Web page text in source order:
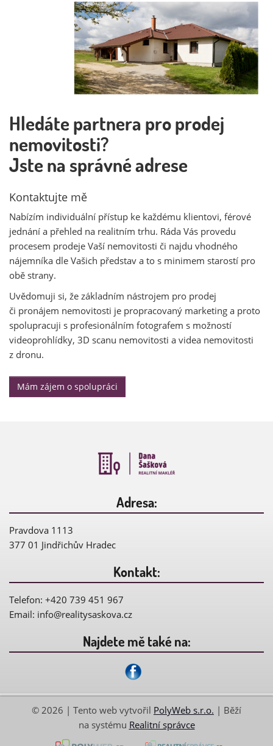
Hledáte partnera pro prodej
nemovitosti?
Jste na správné adrese
Kontaktujte mě
Nabízím individuální přístup ke každému klientovi, férové
jednání a přehled na realitním trhu. Ráda Vás provedu
procesem prodeje Vaší nemovitosti či najdu vhodného
nájemníka dle Vašich představ a to s minimem starostí pro
obě strany.
Uvědomuji si, že základním nástrojem pro prodej
či pronájem nemovitosti je propracovaný marketing a proto
spolupracuji s profesionálním fotografem s možností
videoprohlídky, 3D scanu nemovitosti a videa nemovitosti
z dronu.
Mám zájem o spolupráci
Adresa:
Pravdova 1113
377 01 Jindřichův Hradec
Kontakt:
Telefon: +420 739 451 967
Email: info@realitysaskova.cz
Najdete mě také na:
© 2026 | Tento web vytvořil PolyWeb s.r.o. | Běží
na systému Realitní správce